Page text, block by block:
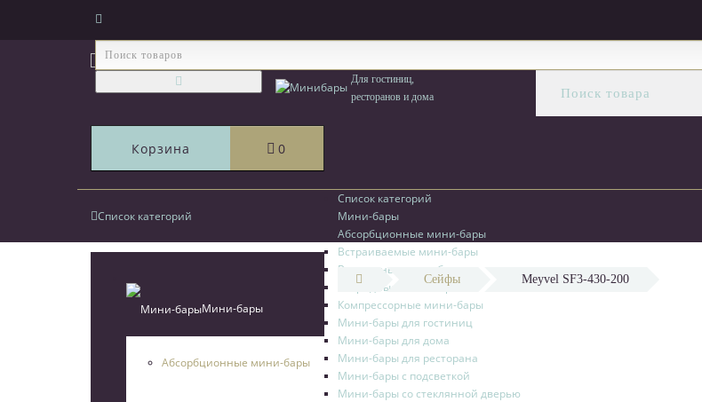
111123, г.Москва, ул.Электродная, дом 2 корпус 3 пом 8
Для гостиниц,
ресторанов и дома
Корзина 0
Список категорий
Мини-бары
Абсорбционные мини-бары
Список категорий
Мини-бары
Абсорбционные мини-бары
Встраиваемые мини-бары
Выдвижные мини-бары
Гибридные мини-бары
Компрессорные мини-бары
Мини-бары для гостиниц
Мини-бары для дома
Мини-бары для ресторана
Мини-бары с подсветкой
Мини-бары со стеклянной дверью
Сейфы Meyvel SF3-430-200